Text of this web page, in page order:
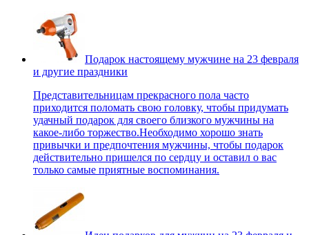
Подарок настоящему мужчине на 23 февраля
и другие праздники
Представительницам прекрасного пола часто
приходится поломать свою головку, чтобы придумать
удачный подарок для своего близкого мужчины на
какое-либо торжество.Необходимо хорошо знать
привычки и предпочтения мужчины, чтобы подарок
действительно пришелся по сердцу и оставил о вас
только самые приятные воспоминания.